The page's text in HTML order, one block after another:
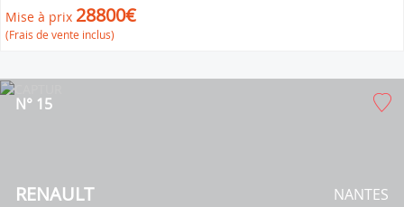
Mise à prix 28800€
(Frais de vente inclus)
RENAULT
N° 15
NANTES